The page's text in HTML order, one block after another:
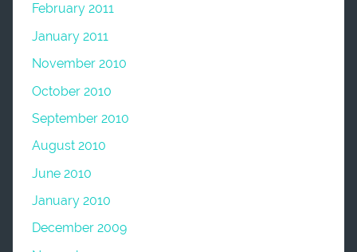
February 2011
January 2011
November 2010
October 2010
September 2010
August 2010
June 2010
January 2010
December 2009